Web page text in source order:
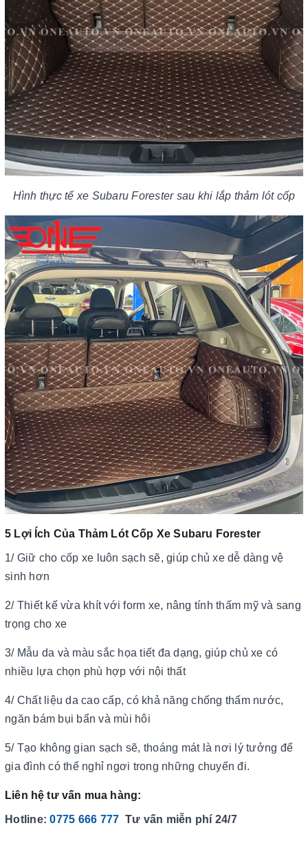
Hình thực tế xe Subaru Forester sau khi lắp thảm lót cốp
5 Lợi Ích Của Thảm Lót Cốp Xe Subaru Forester​​​​​​​
1/ Giữ cho cốp xe luôn sạch sẽ, giúp chủ xe dễ dàng vệ
sinh hơn
2/ Thiết kế vừa khít với form xe, nâng tính thấm mỹ và sang
trọng cho xe
3/ Mẫu da và màu sắc họa tiết đa dạng, giúp chủ xe có
nhiều lựa chọn phù hợp với nội thất
4/ Chất liệu da cao cấp, có khả năng chống thấm nước,
ngăn bám bụi bẩn và mùi hôi
5/ Tạo không gian sạch sẽ, thoáng mát là nơi lý tưởng để
gia đình có thể nghỉ ngơi trong những chuyến đi.
Liên hệ tư vấn mua hàng:
Hotline:0775 666 777 Tư vấn miễn phí 24/7